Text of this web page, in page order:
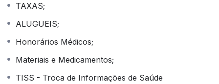
TAXAS;
ALUGUEIS;
Honorários Médicos;
Materiais e Medicamentos;
TISS - Troca de Informações de Saúde